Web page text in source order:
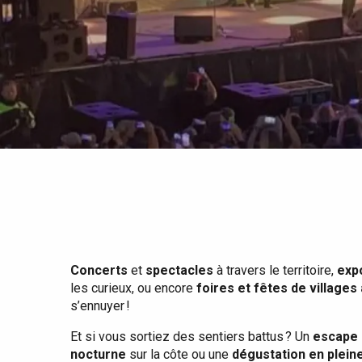
Tout l'agenda
Eté
Quand il pleut
Avec les enfants
Entre amis
Lieux branchés
Meilleurs brunch
Restaurants avec vue
Séjours en bord de
mer
Séjours en train
Séjours à vélo
Concerts et spectacles à travers le territoire,
les curieux, ou encore foires et fêtes de villages
s’ennuyer !
Et si vous sortiez des sentiers battus ? Un escape
nocturne sur la côte ou une dégustation en